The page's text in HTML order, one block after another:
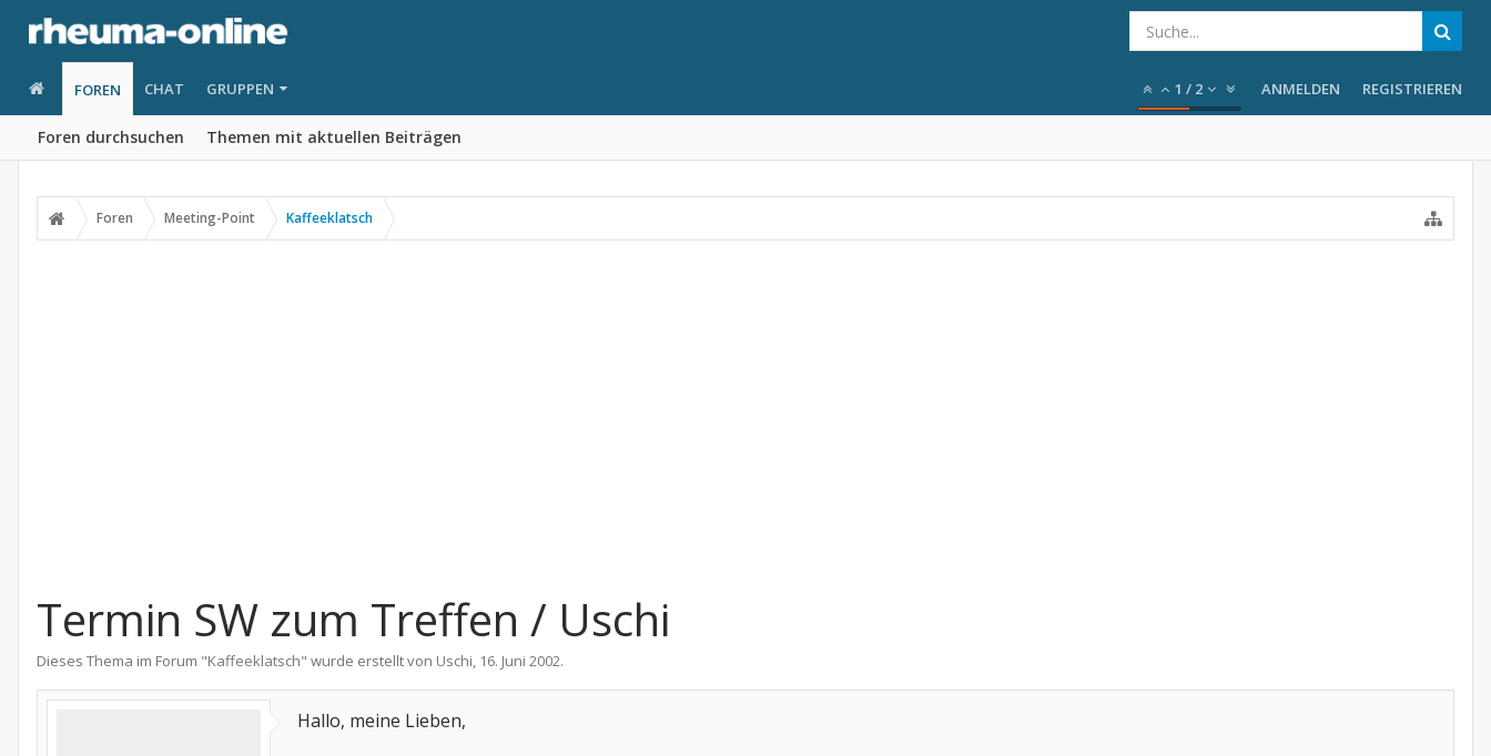
FOREN
Foren durchsuchen Themen mit aktuellen Beiträgen
CHAT GRUPPEN 1 / 2 ANMELDEN REGISTRIEREN
Foren Meeting-Point Kaffeeklatsch
Termin SW zum Treffen / Uschi
Dieses Thema im Forum "Kaffeeklatsch" wurde erstellt von Uschi, 16. Juni 2002.
Hallo, meine Lieben,